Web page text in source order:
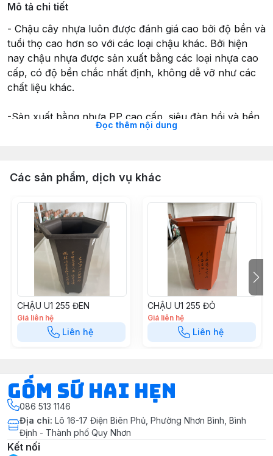
Mô tả chi tiết
- Chậu cây nhựa luôn được đánh giá cao bởi độ bền và
tuổi thọ cao hơn so với các loại chậu khác. Bởi hiện
nay chậu nhựa được sản xuất bằng các loại nhựa cao
cấp, có độ bền chắc nhất định, không dễ vỡ như các
chất liệu khác.
-Sản xuất bằng nhựa PP cao cấp, siêu đàn hồi và bền
bỉ, độ dẻo cao, và điều kiện thời tiết khắc nghiệt vùng
vườn. Chậu có kiểu dáng thanh nhã, đơn giản nhưng
đẹp hơn
#chaunhua #chautrongcay #chautrongrau
#gomsuquynhon #gomsubinhdinh #chaunhuadep
Đọc thêm nội dung
Các sản phẩm, dịch vụ khác
CHẬU U1 255 ĐEN
Giá liên hệ
Liên hệ
CHẬU U1 255 ĐỎ
Giá liên hệ
Liên hệ
Gốm Sứ Hai Hẹn
086 513 1146
Địa chỉ: Lô 16-17 Điện Biên Phủ, Phường Nhơn Bình, Bình
Định - Thành phố Quy Nhơn
Kết nối